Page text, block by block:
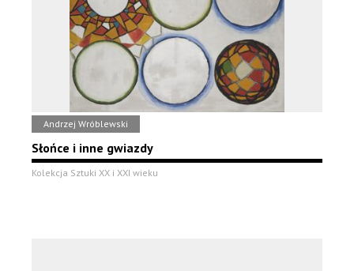
Andrzej Wróblewski
Słońce i inne gwiazdy
Kolekcja Sztuki XX i XXI wieku